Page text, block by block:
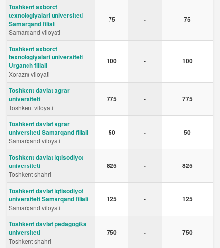
Toshkent axborot
texnologiyalari universiteti
Samarqand filiali
Samarqand viloyati
75 - 75
Toshkent axborot
texnologiyalari universiteti
Urganch filiali
Xorazm viloyati
100 - 100
Toshkent davlat agrar
universiteti
Toshkent viloyati
775 - 775
Toshkent davlat agrar
universiteti Samarqand filiali
Samarqand viloyati
50 - 50
Toshkent davlat iqtisodiyot
universiteti
Toshkent shahri
825 - 825
Toshkent davlat iqtisodiyot
universiteti Samarqand filiali
Samarqand viloyati
125 - 125
Toshkent davlat pedagogika
universiteti
Toshkent shahri
750 - 750